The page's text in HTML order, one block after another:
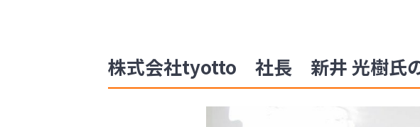
株式会社tyotto 社長 新井 光樹氏の